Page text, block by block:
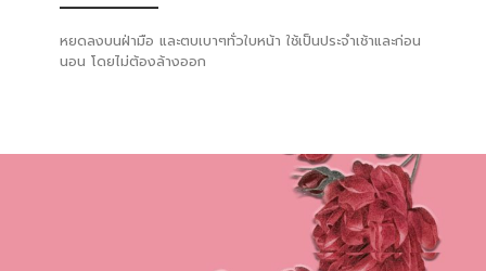
หยดลงบนฝ่ามือ และตบเบาๆทั่วใบหน้า ใช้เป็นประจำเช้าและก่อน
นอน โดยไม่ต้องล้างออก